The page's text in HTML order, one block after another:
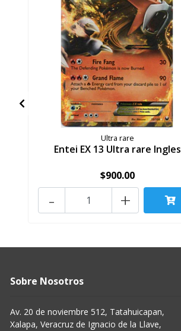
Ultra rare
Entei EX 13 Ultra rare Ingles
$900.00
+
-
Sobre Nosotros
Av. 20 de noviembre 512, Tatahuicapan,
Xalapa, Veracruz de Ignacio de la Llave,